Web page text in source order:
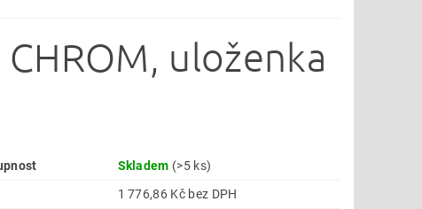
uloženka
Skladem (>5 ks)
1 776,86 Kč bez DPH